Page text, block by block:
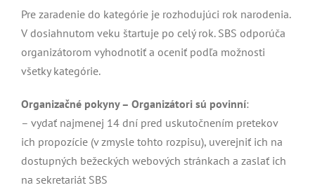
Pre zaradenie do kategórie je rozhodujúci rok narodenia.
V dosiahnutom veku štartuje po celý rok. SBS odporúča
organizátorom vyhodnotiť a oceniť podľa možnosti
všetky kategórie.
Organizačné pokyny – Organizátori sú povinní:
– vydať najmenej 14 dní pred uskutočnením pretekov
ich propozície (v zmysle tohto rozpisu), uverejniť ich na
dostupných bežeckých webových stránkach a zaslať ich
na sekretariát SBS